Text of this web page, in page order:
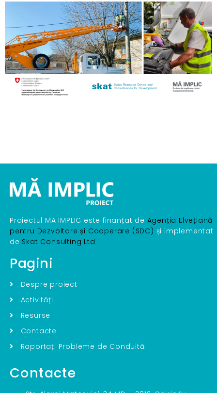
Proiectul MA IMPLIC este finanțat de Agenția Elvețiană
pentru Dezvoltare și Cooperare (SDC) și implementat
de Skat Consulting Ltd
Pagini
Despre proiect
Activități
Resurse
Contacte
Raportați Probleme de Conduită
Contacte